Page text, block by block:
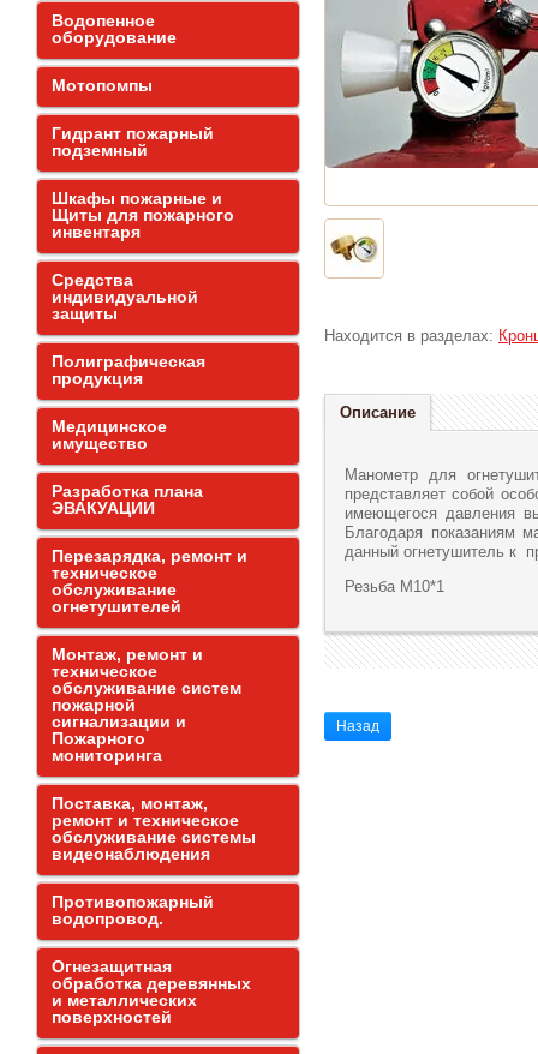
Находится в разделах:
Описание
Манометр для
представляет собой
имеющегося давления
Благодаря показаниям
данный огнетушитель к
Резьба М10*1
Назад
Водопенное
оборудование
Мотопомпы
Гидрант пожарный
подземный
Шкафы пожарные и
Щиты для пожарного
инвентаря
Средства
индивидуальной
защиты
Полиграфическая
продукция
Медицинское
имущество
Разработка плана
ЭВАКУАЦИИ
Перезарядка, ремонт и
техническое
обслуживание
огнетушителей
Монтаж, ремонт и
техническое
обслуживание систем
пожарной
сигнализации и
Пожарного
мониторинга
Поставка, монтаж,
ремонт и техническое
обслуживание системы
видеонаблюдения
Противопожарный
водопровод.
Огнезащитная
обработка деревянных
и металлических
поверхностей